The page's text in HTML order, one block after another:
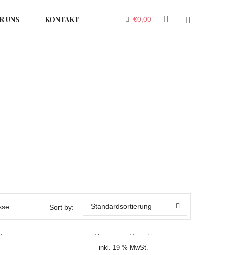
UNS KONTAKT €0,00
Sort by: Standardsortierung
inkl. 19 % MwSt.